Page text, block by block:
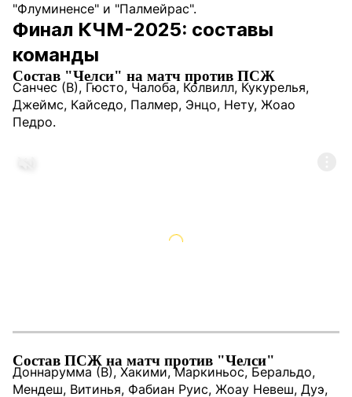
"Флуминенсе" и "Палмейрас".
Финал КЧМ-2025: составы
команды
Состав "Челси" на матч против ПСЖ
Санчес (В), Гюсто, Чалоба, Колвилл, Кукурелья,
Джеймс, Кайседо, Палмер, Энцо, Нету, Жоао
Педро.
Состав ПСЖ на матч против "Челси"
Доннарумма (В), Хакими, Маркиньос, Беральдо,
Мендеш, Витинья, Фабиан Руис, Жоау Невеш, Дуэ,